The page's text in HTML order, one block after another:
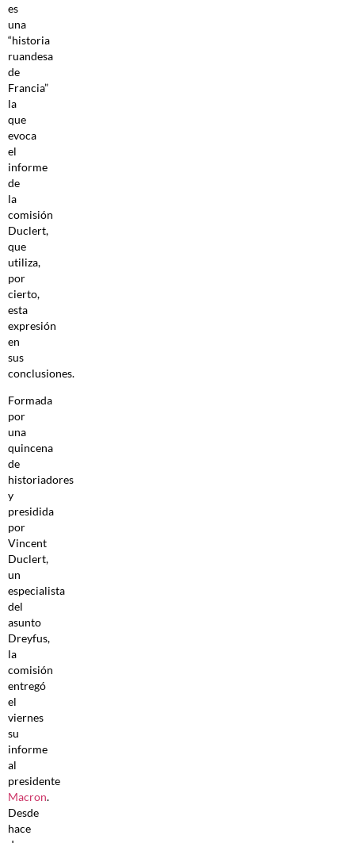
es
una
“historia
ruandesa
de
Francia”
la
que
evoca
el
informe
de
la
comisión
Duclert,
que
utiliza,
por
cierto,
esta
expresión
en
sus
conclusiones.
Formada
por
una
quincena
de
historiadores
y
presidida
por
Vincent
Duclert,
un
especialista
del
asunto
Dreyfus,
la
comisión
entregó
el
viernes
su
informe
al
presidente
Macron.
Desde
hace